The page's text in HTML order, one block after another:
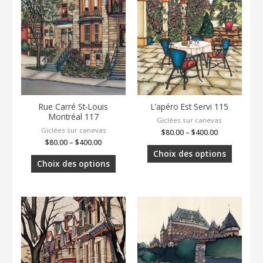
Rue Carré St-Louis
Montréal 117
Giclées sur canevas
$80.00 –$400.00
Choix des options
L’apéro Est Servi 115
Giclées sur canevas
$80.00– $400.00
Choix des options